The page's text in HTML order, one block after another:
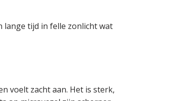
lange tijd in felle zonlicht wat
voelt zacht aan. Het is sterk,